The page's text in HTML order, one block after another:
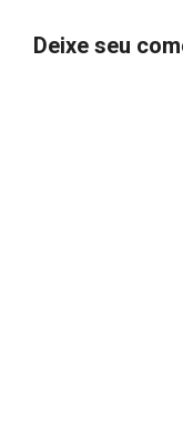
Deixe seu